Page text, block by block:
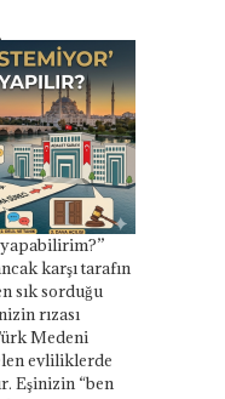
yapabilirim?”
karşı tarafın
sık sorduğu
rızası
Medeni
evliliklerde
Eşinizin “ben